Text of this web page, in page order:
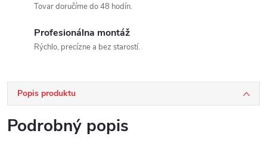
Tovar doručíme do 48 hodín.
Profesionálna montáž
Rýchlo, precízne a bez starostí.
Popis produktu
Podrobný popis